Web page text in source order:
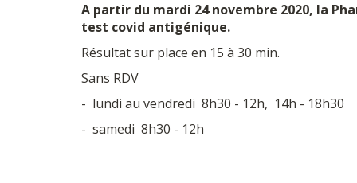
A partir du mardi 24 novembre 2020, la
test covid antigénique.
Résultat sur place en 15 à 30 min.
Sans RDV
- lundi au vendredi 8h30 - 12h, 14h - 18h30
- samedi 8h30 - 12h